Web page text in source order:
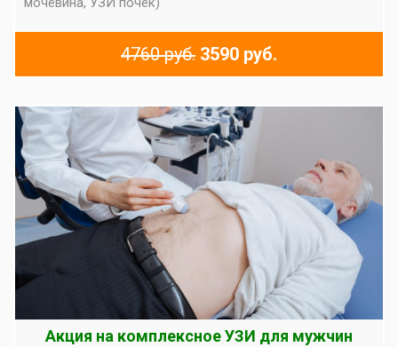
4760 руб. 3590 руб.
Акция на комплексное УЗИ для мужчин